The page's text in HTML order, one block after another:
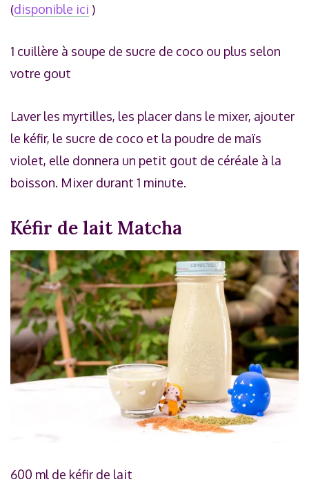
(disponible ici )
1 cuillère à soupe de sucre de coco ou plus selon
votre gout
Laver les myrtilles, les placer dans le mixer, ajouter
le kéfir, le sucre de coco et la poudre de maïs
violet, elle donnera un petit gout de céréale à la
boisson. Mixer durant 1 minute.
Kéfir de lait Matcha
600 ml de kéfir de lait